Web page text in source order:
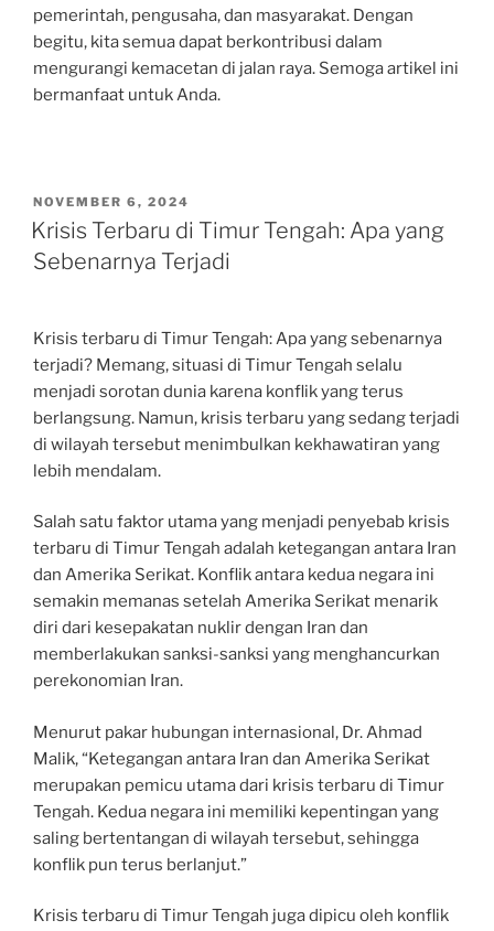
pemerintah, pengusaha, dan masyarakat. Dengan
begitu, kita semua dapat berkontribusi dalam
mengurangi kemacetan di jalan raya. Semoga artikel ini
bermanfaat untuk Anda.
POSTED
ON
NOVEMBER 6, 2024
Krisis Terbaru di Timur Tengah: Apa yang
Sebenarnya Terjadi
Krisis terbaru di Timur Tengah: Apa yang sebenarnya
terjadi? Memang, situasi di Timur Tengah selalu
menjadi sorotan dunia karena konflik yang terus
berlangsung. Namun, krisis terbaru yang sedang terjadi
di wilayah tersebut menimbulkan kekhawatiran yang
lebih mendalam.
Salah satu faktor utama yang menjadi penyebab krisis
terbaru di Timur Tengah adalah ketegangan antara Iran
dan Amerika Serikat. Konflik antara kedua negara ini
semakin memanas setelah Amerika Serikat menarik
diri dari kesepakatan nuklir dengan Iran dan
memberlakukan sanksi-sanksi yang menghancurkan
perekonomian Iran.
Menurut pakar hubungan internasional, Dr. Ahmad
Malik, “Ketegangan antara Iran dan Amerika Serikat
merupakan pemicu utama dari krisis terbaru di Timur
Tengah. Kedua negara ini memiliki kepentingan yang
saling bertentangan di wilayah tersebut, sehingga
konflik pun terus berlanjut.”
Krisis terbaru di Timur Tengah juga dipicu oleh konflik